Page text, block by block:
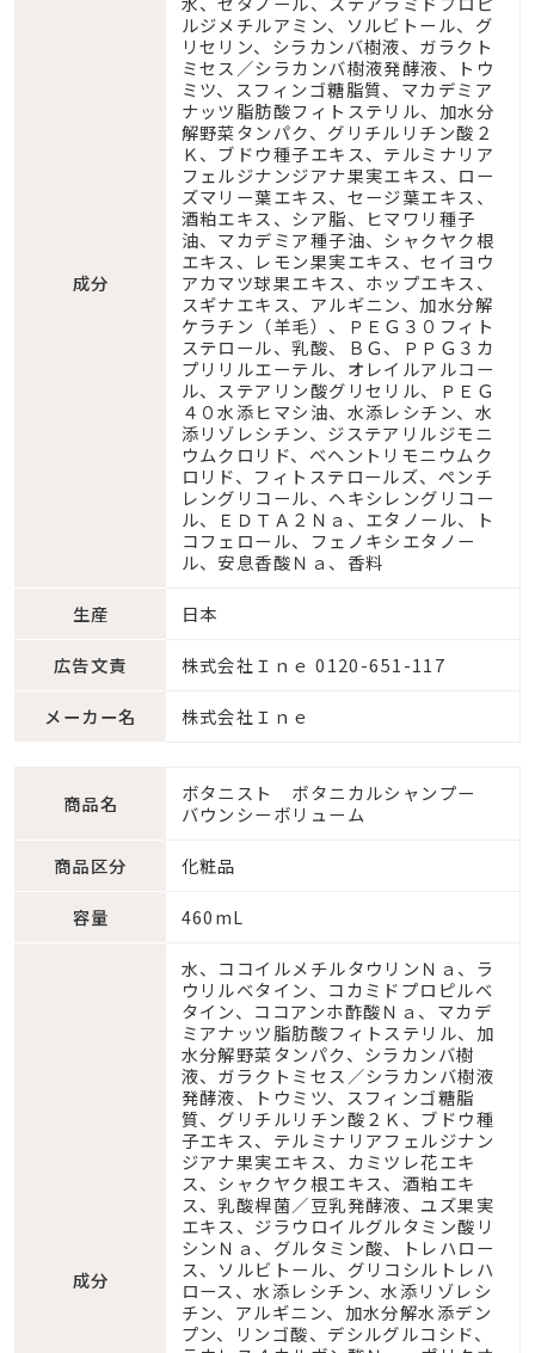
成分
ルジメチルアミン、ソルビトール、グ
リセリン、シラカンバ樹液、ガラクト
ミセス／シラカンバ樹液発酵液、トウ
ミツ、スフィンゴ糖脂質、マカデミア
ナッツ脂肪酸フィトステリル、加水分
解野菜タンパク、グリチルリチン酸２
Ｋ、ブドウ種子エキス、テルミナリア
フェルジナンジアナ果実エキス、ロー
ズマリー葉エキス、セージ葉エキス、
酒粕エキス、シア脂、ヒマワリ種子
油、マカデミア種子油、シャクヤク根
エキス、レモン果実エキス、セイヨウ
アカマツ球果エキス、ホップエキス、
スギナエキス、アルギニン、加水分解
ケラチン（羊毛）、ＰＥＧ３０フィト
ステロール、乳酸、ＢＧ、ＰＰＧ３カ
プリリルエーテル、オレイルアルコー
ル、ステアリン酸グリセリル、ＰＥＧ
４０水添ヒマシ油、水添レシチン、水
添リゾレシチン、ジステアリルジモニ
ウムクロリド、ベヘントリモニウムク
ロリド、フィトステロールズ、ペンチ
レングリコール、ヘキシレングリコー
ル、ＥＤＴＡ２Ｎａ、エタノール、ト
コフェロール、フェノキシエタノー
ル、安息香酸Ｎａ、香料
生産 日本
広告文責 株式会社Ｉｎｅ 0120-651-117
メーカー名 株式会社Ｉｎｅ
商品名
ボタニスト ボタニカルシャンプー
バウンシーボリューム
商品区分 化粧品
容量 460mL
成分
水、ココイルメチルタウリンＮａ、ラ
ウリルベタイン、コカミドプロピルベ
タイン、ココアンホ酢酸Ｎａ、マカデ
ミアナッツ脂肪酸フィトステリル、加
水分解野菜タンパク、シラカンバ樹
液、ガラクトミセス／シラカンバ樹液
発酵液、トウミツ、スフィンゴ糖脂
質、グリチルリチン酸２Ｋ、ブドウ種
子エキス、テルミナリアフェルジナン
ジアナ果実エキス、カミツレ花エキ
ス、シャクヤク根エキス、酒粕エキ
ス、乳酸桿菌／豆乳発酵液、ユズ果実
エキス、ジラウロイルグルタミン酸リ
シンＮａ、グルタミン酸、トレハロー
ス、ソルビトール、グリコシルトレハ
ロース、水添レシチン、水添リゾレシ
チン、アルギニン、加水分解水添デン
プン、リンゴ酸、デシルグルコシド、